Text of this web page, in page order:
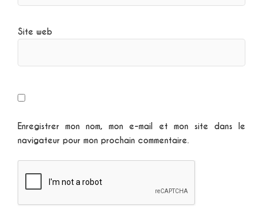
Site web
Enregistrer mon nom, mon e-mail et mon site dans le
navigateur pour mon prochain commentaire.